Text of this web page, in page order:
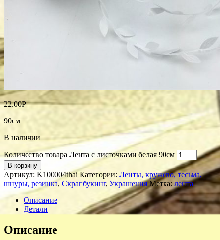
22.00Р
90см
В наличии
Количество товара Лента с листочками белая 90см
В корзину
Артикул: K100004thai Категории: Ленты, кружево, тесьма,
шнуры, резинка, Скрапбукинг, Украшения Метка: лента
Описание
Детали
Описание